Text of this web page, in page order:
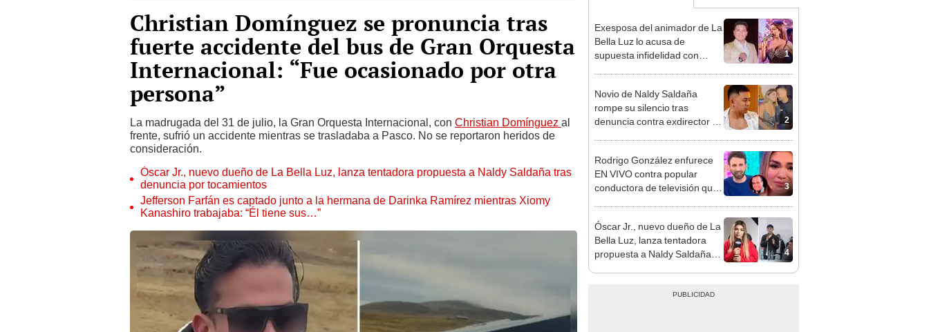
Christian Domínguez se pronuncia tras
fuerte accidente del bus de Gran Orquesta
Internacional: “Fue ocasionado por otra
persona”
La madrugada del 31 de julio, la Gran Orquesta Internacional, con Christian Domínguez al
frente, sufrió un accidente mientras se trasladaba a Pasco. No se reportaron heridos de
consideración.
Óscar Jr., nuevo dueño de La Bella Luz, lanza tentadora propuesta a Naldy Saldaña tras
denuncia por tocamientos
Jefferson Farfán es captado junto a la hermana de Darinka Ramírez mientras Xiomy
Kanashiro trabajaba: “Él tiene sus…”
1
Exesposa del animador de La
Bella Luz lo acusa de
supuesta infidelidad con
2
Novio de Naldy Saldaña
rompe su silencio tras
denuncia contra exdirector de
3
Rodrigo González enfurece
EN VIVO contra popular
conductora de televisión que
Sánchez
4
Óscar Jr., nuevo dueño de La
Bella Luz, lanza tentadora
propuesta a Naldy Saldaña